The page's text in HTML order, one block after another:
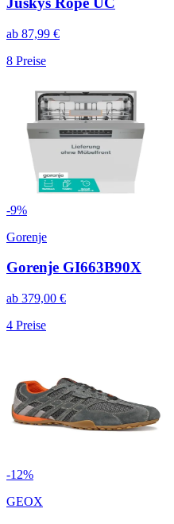
ab 87,99 €
8 Preise
-9%
Gorenje
Gorenje GI663B90X
ab 379,00 €
4 Preise
-12%
GEOX